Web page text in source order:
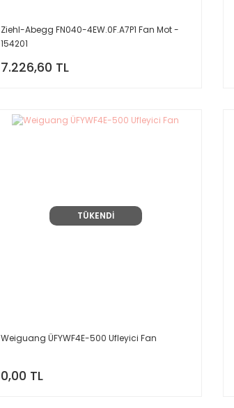
Ziehl-Abegg FN040-4EW.0F.A7P1 Fan Mot -
154201
7.226,60 TL
TÜKENDİ
Weiguang ÜFYWF4E-500 Ufleyici Fan
0,00 TL